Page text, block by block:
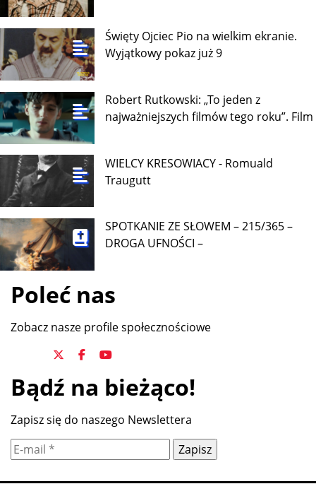
Święty Ojciec Pio na wielkim ekranie.
Wyjątkowy pokaz już 9
Robert Rutkowski: „To jeden z
najważniejszych filmów tego roku”. Film
WIELCY KRESOWIACY - Romuald
Traugutt
SPOTKANIE ZE SŁOWEM – 215/365 –
DROGA UFNOŚCI –
Poleć nas
Zobacz nasze profile społecznościowe
Bądź na bieżąco!
Zapisz się do naszego Newslettera